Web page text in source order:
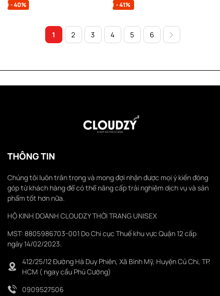
- 40%
- 41%
1 2 3 4 5 6
THÔNG TIN
Chúng tôi luôn trân trọng và mong đợi nhận được mọi ý kiến đóng
góp từ khách hàng để có thể nâng cấp trải nghiệm dịch vụ và sản
phẩm tốt hơn nữa.
HỘ KINH DOANH CLOUDZY THỜI TRANG UNISEX
MST: 8805986703-001 Do Chi cục Thuế khu vực Quận 12 cấp
ngày 14/02/2023.
412/25/12 Đường Hà Duy Phiên, Xã Bình Mỹ, Huyện Củ Chi, TP.
HCM ( ngay cầu Phú Cường)
0909527506